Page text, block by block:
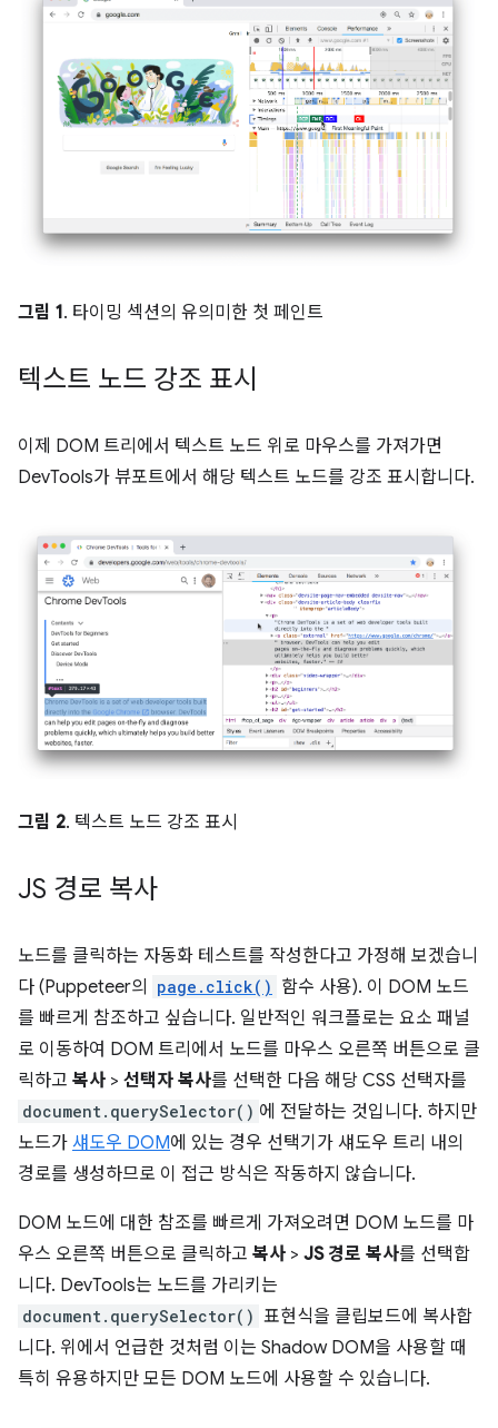
그림 1. 타이밍 섹션의 유의미한 첫 페인트
텍스트 노드 강조 표시
이제 DOM 트리에서 텍스트 노드 위로 마우스를 가져가면
DevTools가 뷰포트에서 해당 텍스트 노드를 강조 표시합니다.
그림 2. 텍스트 노드 강조 표시
JS 경로 복사
노드를 클릭하는 자동화 테스트를 작성한다고 가정해 보겠습니
다 (Puppeteer의
page.click() 함수 사용). 이 DOM 노드
를 빠르게 참조하고 싶습니다. 일반적인 워크플로는 요소 패널
로 이동하여 DOM 트리에서 노드를 마우스 오른쪽 버튼으로 클
릭하고 복사 > 선택자 복사를 선택한 다음 해당 CSS 선택자를
document.querySelector() 에 전달하는 것입니다. 하지만
노드가 섀도우 DOM에 있는 경우 선택기가 섀도우 트리 내의
경로를 생성하므로 이 접근 방식은 작동하지 않습니다.
DOM 노드에 대한 참조를 빠르게 가져오려면 DOM 노드를 마
우스 오른쪽 버튼으로 클릭하고 복사 > JS 경로 복사를 선택합
니다. DevTools는 노드를 가리키는
document.querySelector() 표현식을 클립보드에 복사합
니다. 위에서 언급한 것처럼 이는 Shadow DOM을 사용할 때
특히 유용하지만 모든 DOM 노드에 사용할 수 있습니다.